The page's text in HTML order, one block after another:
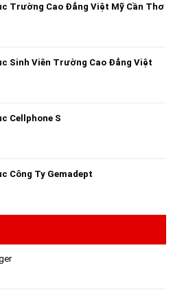
Trường Cao Đẳng Việt Mỹ Cần Thơ
Sinh Viên Trường Cao Đẳng Việt
Cellphone S
Công Ty Gemadept